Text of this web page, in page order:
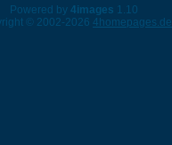
Powered by 4images 1.10
© 2002-2026 4homepages.de